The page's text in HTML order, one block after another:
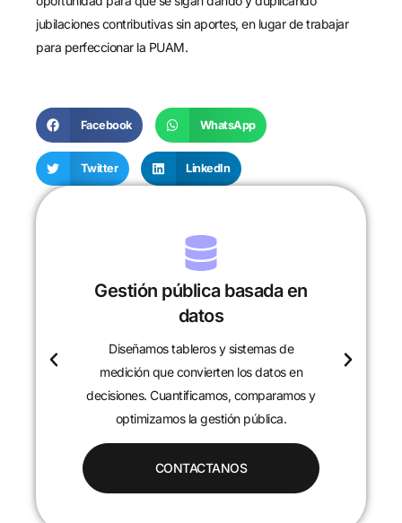
jubilaciones contributivas sin aportes, en lugar de trabajar
para perfeccionar la PUAM.
Facebook WhatsApp
Twitter LinkedIn
Gestión pública basada en
datos
Diseñamos tableros y sistemas de
medición que convierten los datos en
decisiones. Cuantificamos, comparamos y
optimizamos la gestión pública.
CONTACTANOS